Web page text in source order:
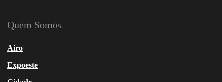
Quem Somos
Airo
Expoeste